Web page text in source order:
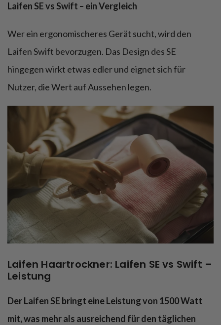
Laifen SE vs Swift – ein Vergleich
Wer ein ergonomischeres Gerät sucht, wird den
Laifen Swift bevorzugen. Das Design des SE
hingegen wirkt etwas edler und eignet sich für
Nutzer, die Wert auf Aussehen legen.
Laifen Haartrockner: Laifen SE vs Swift –
Leistung
Der Laifen SE bringt eine Leistung von 1500 Watt
mit, was mehr als ausreichend für den täglichen